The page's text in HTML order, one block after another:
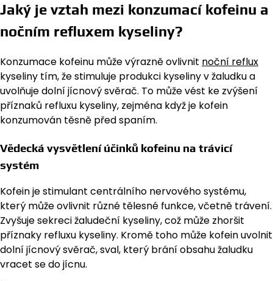
Jaký je vztah mezi konzumací kofeinu a
nočním refluxem kyseliny?
Konzumace kofeinu může výrazně ovlivnit noční reflux
kyseliny tím, že stimuluje produkci kyseliny v žaludku a
uvolňuje dolní jícnový svěrač. To může vést ke zvýšení
příznaků refluxu kyseliny, zejména když je kofein
konzumován těsně před spaním.
Vědecká vysvětlení účinků kofeinu na trávicí
systém
Kofein je stimulant centrálního nervového systému,
který může ovlivnit různé tělesné funkce, včetně trávení.
Zvyšuje sekreci žaludeční kyseliny, což může zhoršit
příznaky refluxu kyseliny. Kromě toho může kofein uvolnit
dolní jícnový svěrač, sval, který brání obsahu žaludku
vracet se do jícnu.